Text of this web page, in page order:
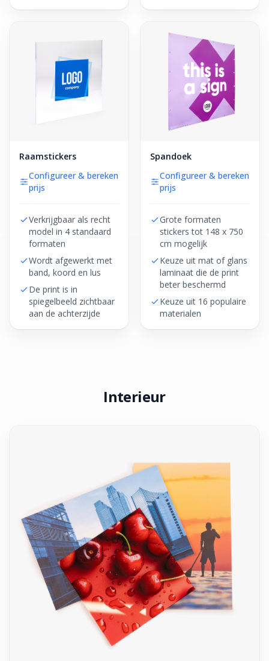
Raamstickers
Configureer & bereken
prijs
Verkrijgbaar als recht
model in 4 standaard
formaten
Wordt afgewerkt met
band, koord en lus
De print is in
spiegelbeeld zichtbaar
aan de achterzijde
Spandoek
Configureer & bereken
prijs
Grote formaten
stickers tot 148 x 750
cm mogelijk
Keuze uit mat of glans
laminaat die de print
beter beschermd
Keuze uit 16 populaire
materialen
Interieur